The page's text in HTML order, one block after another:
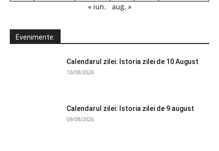
« iun.
aug. »
Evenimente:
Calendarul zilei: Istoria zilei de 10 August
10/08/2026
Calendarul zilei: Istoria zilei de 9 august
09/08/2026